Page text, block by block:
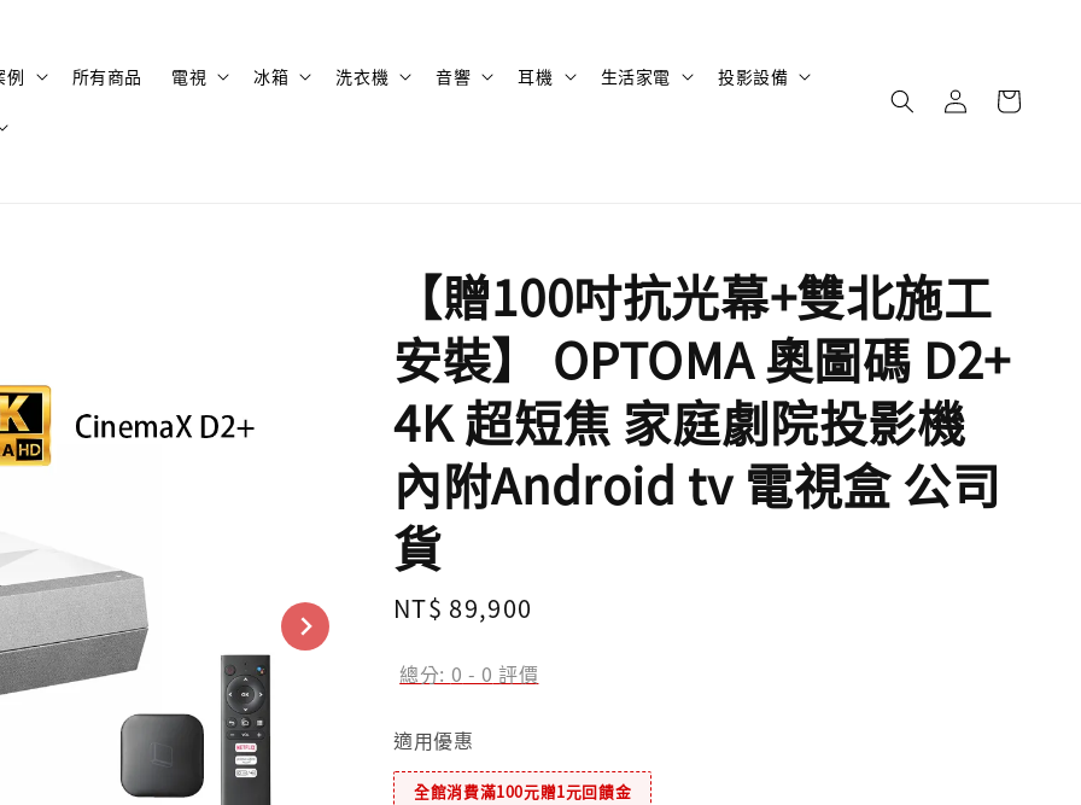
例 所有商品 電視 冰箱 洗衣機 音響 耳機 生活家電 投影設備
【贈100吋抗光幕+雙北施工
安裝】 OPTOMA 奧圖碼 D2+
4K 超短焦 家庭劇院投影機
內附Android tv 電視盒 公司
貨
Regular
NT$ 89,900
總分: 0 - 0 評價
適用優惠
全館消費滿100元贈1元回饋金